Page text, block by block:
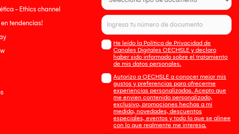
- Ethics channel
en tendencias!
He leído la Política de Privacidad de
Canales Digitales OECHSLE y declaro
haber sido informado sobre el tratamiento
de mis datos personales.
Autorizo a OECHSLE a conocer mejor mis
gustos y preferencias para ofrecerme
experiencias personalizadas. Acepto que
me envien contenido personalizado,
exclusivo, promociones hechas a mi
medida, novedades, descuentos
especiales, eventos y todo lo que se alinee
con lo que realmente me interesa.